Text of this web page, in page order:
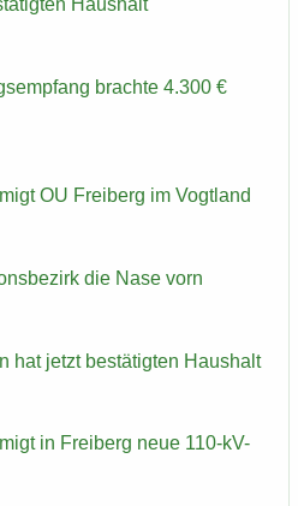
Haus­halt
brach­te 4.300 €
OU Frei­berg im Vogt­land
die Nase vorn
hat jetzt be­stä­tig­ten Haus­halt
in Frei­berg neue 110-​kV-